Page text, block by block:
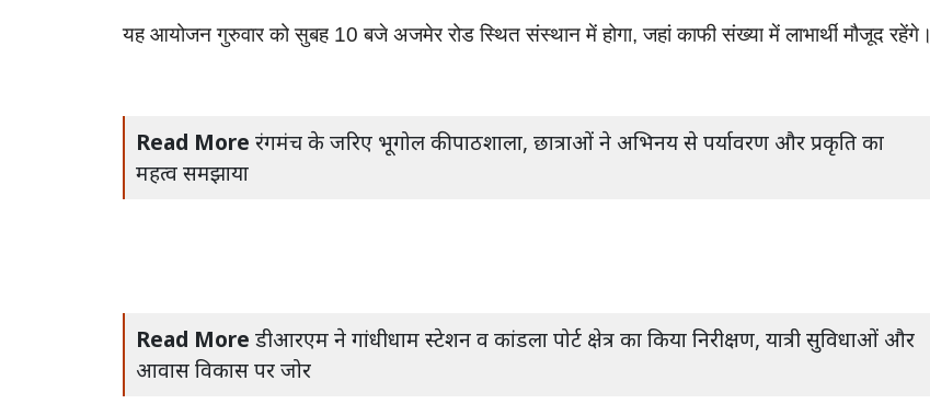
यहआयोजनगुरुवारकोसुबह 10बजेअजमेररोडस्थितसंस्थानमेंहोगा,जहांकाफीसंख्यामेंलाभार्थीमौजूदरहेंगे।
Read More रंगमंच के जरिए भूगोल की पाठशाला, छात्राओं ने अभिनय से पर्यावरण और प्रकृति का
महत्व समझाया
Read More डीआरएम ने गांधीधाम स्टेशन व कांडला पोर्ट क्षेत्र का किया निरीक्षण, यात्री सुविधाओं और
आवास विकास पर जोर